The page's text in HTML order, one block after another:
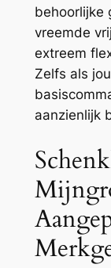
behoorlijke
vreemde
extreem
Zelfs als
aanzienlijk